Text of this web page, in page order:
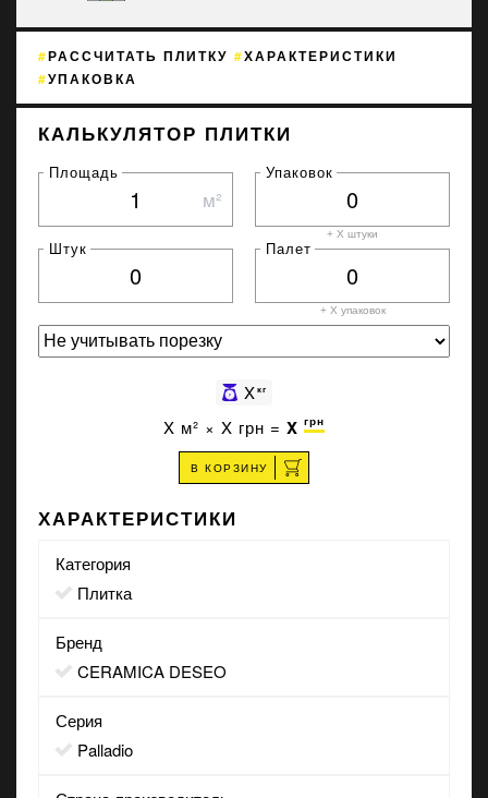
РАССЧИТАТЬ ПЛИТКУ
ХАРАКТЕРИСТИКИ
УПАКОВКА
КАЛЬКУЛЯТОР ПЛИТКИ
Площадь
м²
Упаковок
+ X штуки
Штук Палет
+ X упаковок
Xкг
X м² × X грн = X грн
В КОРЗИНУ
ХАРАКТЕРИСТИКИ
Категория
Плитка
Бренд
CERAMICA DESEO
Серия
Palladio